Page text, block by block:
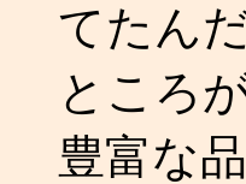
てたん
ところ
豊富な